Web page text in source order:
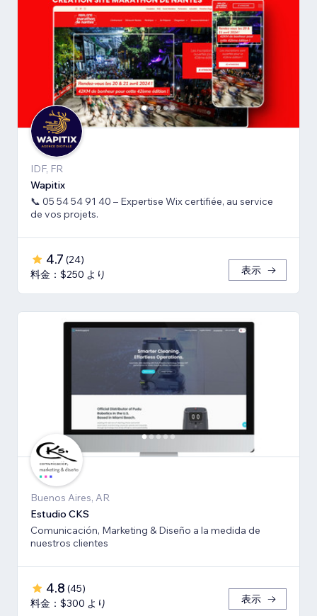
IDF, FR
Wapitix
📞 05 54 54 91 40 – Expertise Wix certifiée, au service
de vos projets.
4.7 (24)
料金：$250 より
表示
Buenos Aires, AR
Estudio CKS
Comunicación, Marketing & Diseño a la medida de
nuestros clientes
4.8 (45)
料金：$300 より
表示